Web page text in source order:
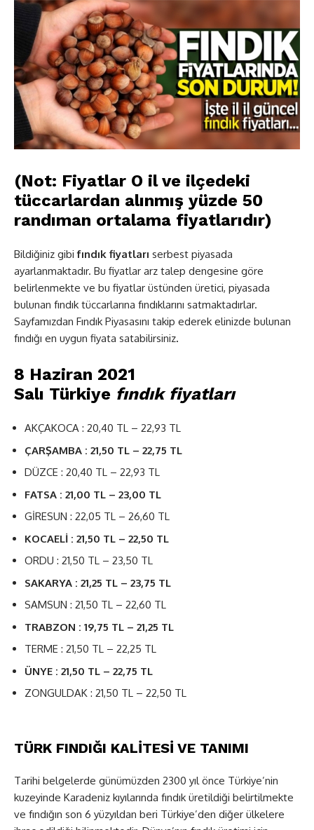
(Not: Fiyatlar O il ve ilçedeki
tüccarlardan alınmış yüzde 50
randıman ortalama fiyatlarıdır)
Bildiğiniz gibifındık fiyatları serbest piyasada
ayarlanmaktadır. Bu fiyatlar arz talep dengesine göre
belirlenmekte ve bu fiyatlar üstünden üretici, piyasada
bulunan fındık tüccarlarına fındıklarını satmaktadırlar.
Sayfamızdan Fındık Piyasasını takip ederek elinizde bulunan
fındığı en uygun fiyata satabilirsiniz.
8 Haziran 2021
Salı Türkiye fındık fiyatları
AKÇAKOCA : 20,40 TL – 22,93 TL
ÇARŞAMBA : 21,50 TL – 22,75 TL
DÜZCE : 20,40 TL – 22,93 TL
FATSA : 21,00 TL – 23,00 TL
GİRESUN : 22,05 TL – 26,60 TL
KOCAELİ : 21,50 TL – 22,50 TL
ORDU : 21,50 TL – 23,50 TL
SAKARYA : 21,25 TL – 23,75 TL
SAMSUN : 21,50 TL – 22,60 TL
TRABZON : 19,75 TL – 21,25 TL
TERME : 21,50 TL – 22,25 TL
ÜNYE : 21,50 TL – 22,75 TL
ZONGULDAK : 21,50 TL – 22,50 TL
TÜRK FINDIĞI KALİTESİ VE TANIMI
Tarihi belgelerde günümüzden 2300 yıl önce Türkiye’nin
kuzeyinde Karadeniz kıyılarında fındık üretildiği belirtilmekte
ve fındığın son 6 yüzyıldan beri Türkiye’den diğer ülkelere